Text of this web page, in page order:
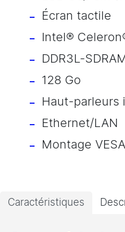
Écran tactile
Intel®
DDR3L-
128 Go
Haut-parleurs
Ethernet/LAN
Montage VESA
Caractéristiques